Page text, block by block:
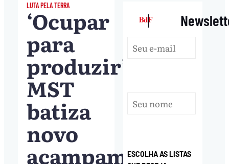
LUTA PELA TERRA
‘Ocupar
para
produzir’:
MST
batiza
novo
acampamento
|
ESCOLHA AS LISTAS